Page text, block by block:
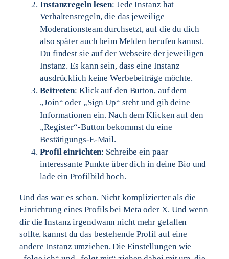
Instanzregeln lesen: Jede Instanz hat
Verhaltensregeln, die das jeweilige
Moderationsteam durchsetzt, auf die du dich
also später auch beim Melden berufen kannst.
Du findest sie auf der Webseite der jeweiligen
Instanz. Es kann sein, dass eine Instanz
ausdrücklich keine Werbebeiträge möchte.
Beitreten: Klick auf den Button, auf dem
„Join“ oder „Sign Up“ steht und gib deine
Informationen ein. Nach dem Klicken auf den
„Register“-Button bekommst du eine
Bestätigungs-E-Mail.
Profil einrichten: Schreibe ein paar
interessante Punkte über dich in deine Bio und
lade ein Profilbild hoch.
Und das war es schon. Nicht komplizierter als die
Einrichtung eines Profils bei Meta oder X. Und wenn
dir die Instanz irgendwann nicht mehr gefallen
sollte, kannst du das bestehende Profil auf eine
andere Instanz umziehen. Die Einstellungen wie